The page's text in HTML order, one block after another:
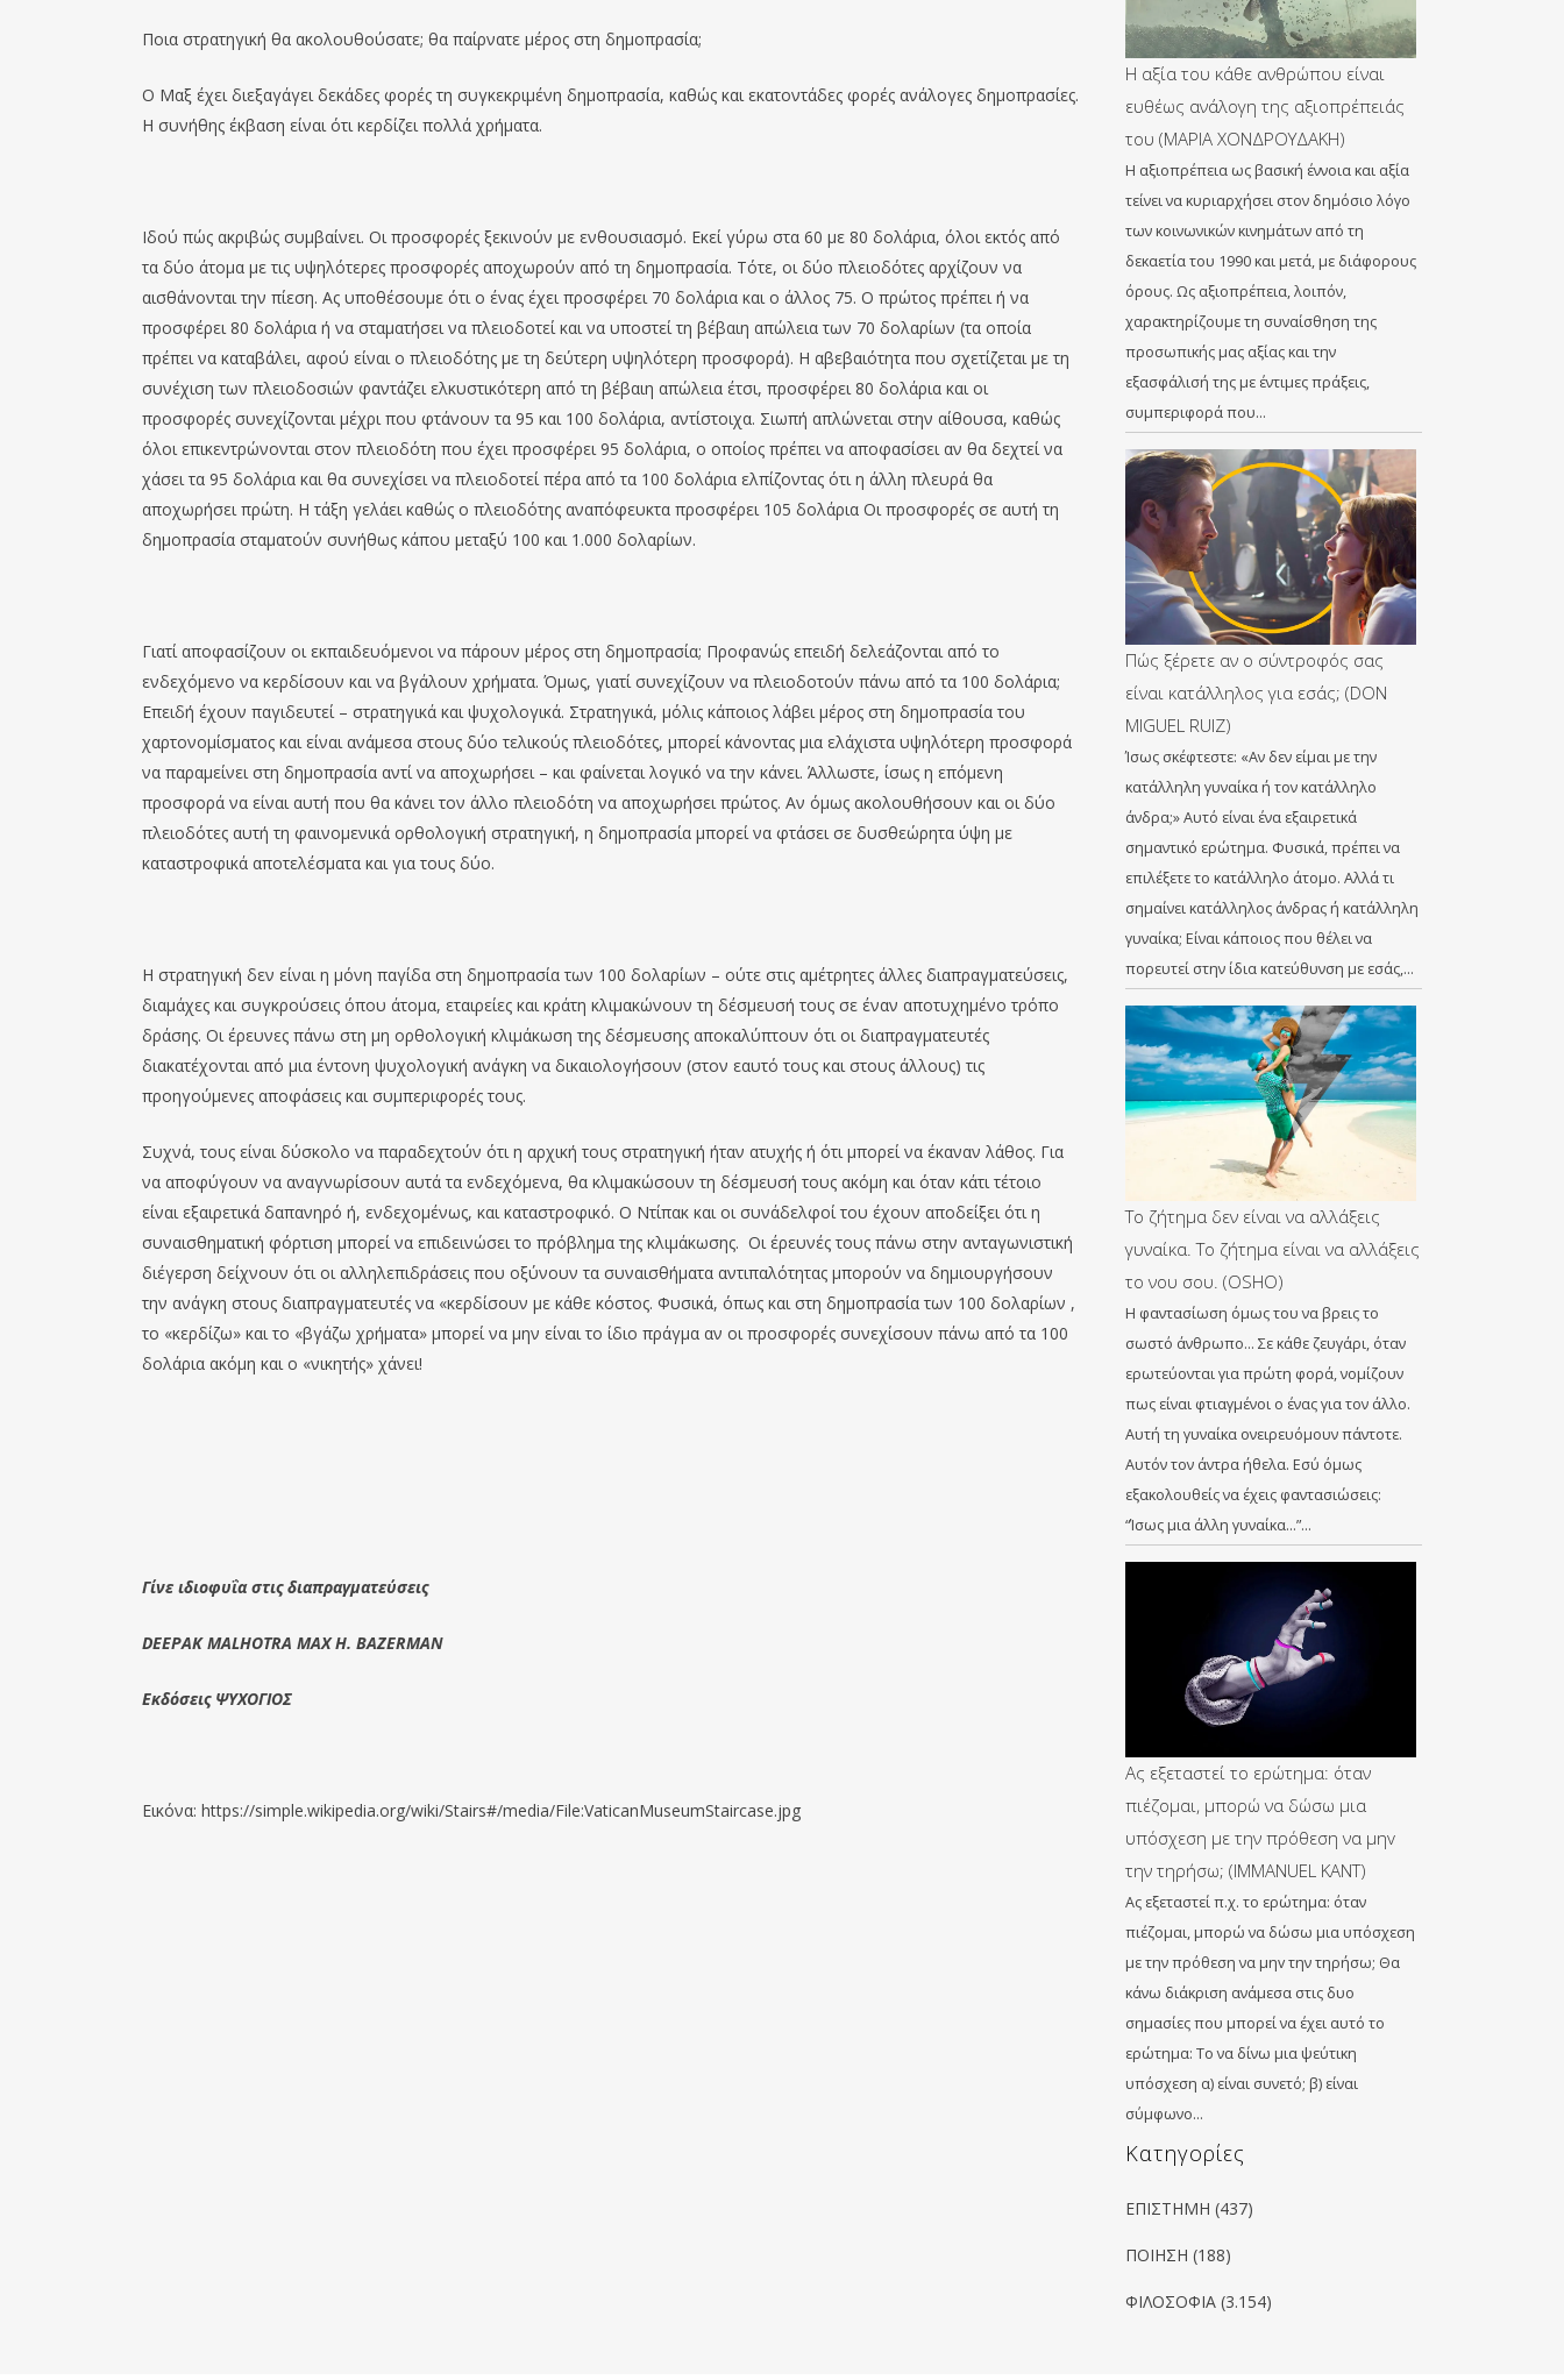
Ποια στρατηγική θα ακολουθούσατε; θα παίρνατε μέρος στη δημοπρασία;
Ο Μαξ έχει διεξαγάγει δεκάδες φορές τη συγκεκριμένη δημοπρασία, καθώς και εκατοντάδες φορές ανάλογες δημοπρασίες.
Η συνήθης έκβαση είναι ότι κερδίζει πολλά χρήματα.
Ιδού πώς ακριβώς συμβαίνει. Οι προσφορές ξεκινούν με ενθουσιασμό. Εκεί γύρω στα 60 με 80 δολάρια, όλοι εκτός από
τα δύο άτομα με τις υψηλότερες προσφορές αποχωρούν από τη δημοπρασία. Τότε, οι δύο πλειοδότες αρχίζουν να
αισθάνονται την πίεση. Ας υποθέσουμε ότι ο ένας έχει προσφέρει 70 δολάρια και ο άλλος 75. Ο πρώτος πρέπει ή να
προσφέρει 80 δολάρια ή να σταματήσει να πλειοδοτεί και να υποστεί τη βέβαιη απώλεια των 70 δολαρίων (τα οποία
πρέπει να καταβάλει, αφού είναι ο πλειοδότης με τη δεύτερη υψηλότερη προσφορά). Η αβεβαιότητα που σχετίζεται με τη
συνέχιση των πλειοδοσιών φαντάζει ελκυστικότερη από τη βέβαιη απώλεια έτσι, προσφέρει 80 δολάρια και οι
προσφορές συνεχίζονται μέχρι που φτάνουν τα 95 και 100 δολάρια, αντίστοιχα. Σιωπή απλώνεται στην αίθουσα, καθώς
όλοι επικεντρώνονται στον πλειοδότη που έχει προσφέρει 95 δολάρια, ο οποίος πρέπει να αποφασίσει αν θα δεχτεί να
χάσει τα 95 δολάρια και θα συνεχίσει να πλειοδοτεί πέρα από τα 100 δολάρια ελπίζοντας ότι η άλλη πλευρά θα
αποχωρήσει πρώτη. Η τάξη γελάει καθώς ο πλειοδότης αναπόφευκτα προσφέρει 105 δολάρια Οι προσφορές σε αυτή τη
δημοπρασία σταματούν συνήθως κάπου μεταξύ 100 και 1.000 δολαρίων.
Γιατί αποφασίζουν οι εκπαιδευόμενοι να πάρουν μέρος στη δημοπρασία; Προφανώς επειδή δελεάζονται από το
ενδεχόμενο να κερδίσουν και να βγάλουν χρήματα. Όμως, γιατί συνεχίζουν να πλειοδοτούν πάνω από τα 100 δολάρια;
Επειδή έχουν παγιδευτεί – στρατηγικά και ψυχολογικά. Στρατηγικά, μόλις κάποιος λάβει μέρος στη δημοπρασία του
χαρτονομίσματος και είναι ανάμεσα στους δύο τελικούς πλειοδότες, μπορεί κάνοντας μια ελάχιστα υψηλότερη προσφορά
να παραμείνει στη δημοπρασία αντί να αποχωρήσει – και φαίνεται λογικό να την κάνει. Άλλωστε, ίσως η επόμενη
προσφορά να είναι αυτή που θα κάνει τον άλλο πλειοδότη να αποχωρήσει πρώτος. Αν όμως ακολουθήσουν και οι δύο
πλειοδότες αυτή τη φαινομενικά ορθολογική στρατηγική, η δημοπρασία μπορεί να φτάσει σε δυσθεώρητα ύψη με
καταστροφικά αποτελέσματα και για τους δύο.
Η στρατηγική δεν είναι η μόνη παγίδα στη δημοπρασία των 100 δολαρίων – ούτε στις αμέτρητες άλλες διαπραγματεύσεις,
διαμάχες και συγκρούσεις όπου άτομα, εταιρείες και κράτη κλιμακώνουν τη δέσμευσή τους σε έναν αποτυχημένο τρόπο
δράσης. Οι έρευνες πάνω στη μη ορθολογική κλιμάκωση της δέσμευσης αποκαλύπτουν ότι οι διαπραγματευτές
διακατέχονται από μια έντονη ψυχολογική ανάγκη να δικαιολογήσουν (στον εαυτό τους και στους άλλους) τις
προηγούμενες αποφάσεις και συμπεριφορές τους.
Συχνά, τους είναι δύσκολο να παραδεχτούν ότι η αρχική τους στρατηγική ήταν ατυχής ή ότι μπορεί να έκαναν λάθος. Για
να αποφύγουν να αναγνωρίσουν αυτά τα ενδεχόμενα, θα κλιμακώσουν τη δέσμευσή τους ακόμη και όταν κάτι τέτοιο
είναι εξαιρετικά δαπανηρό ή, ενδεχομένως, και καταστροφικό. Ο Ντίπακ και οι συνάδελφοί του έχουν αποδείξει ότι η
συναισθηματική φόρτιση μπορεί να επιδεινώσει το πρόβλημα της κλιμάκωσης. Οι έρευνές τους πάνω στην ανταγωνιστική
διέγερση δείχνουν ότι οι αλληλεπιδράσεις που οξύνουν τα συναισθήματα αντιπαλότητας μπορούν να δημιουργήσουν
την ανάγκη στους διαπραγματευτές να «κερδίσουν με κάθε κόστος. Φυσικά, όπως και στη δημοπρασία των 100 δολαρίων ,
το «κερδίζω» και το «βγάζω χρήματα» μπορεί να μην είναι το ίδιο πράγμα αν οι προσφορές συνεχίσουν πάνω από τα 100
δολάρια ακόμη και ο «νικητής» χάνει!
Γίνε ιδιοφυΐα στις διαπραγματεύσεις
DEEPAK MALHOTRA MAX H. BAZERMAN
Εκδόσεις ΨΥΧΟΓΙΟΣ
Εικόνα: https://simple.wikipedia.org/wiki/Stairs#/media/File:VaticanMuseumStaircase.jpg
Η αξία του κάθε ανθρώπου είναι
ευθέως ανάλογη της αξιοπρέπειάς
του (ΜΑΡΙΑ ΧΟΝΔΡΟΥΔΑΚΗ)
Η αξιοπρέπεια ως βασική έννοια και αξία
τείνει να κυριαρχήσει στον δημόσιο λόγο
των κοινωνικών κινημάτων από τη
δεκαετία του 1990 και μετά, με διάφορους
όρους. Ως αξιοπρέπεια, λοιπόν,
χαρακτηρίζουμε τη συναίσθηση της
προσωπικής μας αξίας και την
εξασφάλισή της με έντιμες πράξεις,
συμπεριφορά που…
Πώς ξέρετε αν ο σύντροφός σας
είναι κατάλληλος για εσάς; (DON
MIGUEL RUIZ)
Ίσως σκέφτεστε: «Αν δεν είμαι με την
κατάλληλη γυναίκα ή τον κατάλληλο
άνδρα;» Αυτό είναι ένα εξαιρετικά
σημαντικό ερώτημα. Φυσικά, πρέπει να
επιλέξετε το κατάλληλο άτομο. Αλλά τι
σημαίνει κατάλληλος άνδρας ή κατάλληλη
γυναίκα; Είναι κάποιος που θέλει να
πορευτεί στην ίδια κατεύθυνση με εσάς,…
Το ζήτημα δεν είναι να αλλάξεις
γυναίκα. Το ζήτημα είναι να αλλάξεις
το νου σου. (OSHO)
Η φαντασίωση όμως του να βρεις το
σωστό άνθρωπο… Σε κάθε ζευγάρι, όταν
ερωτεύονται για πρώτη φορά, νομίζουν
πως είναι φτιαγμένοι ο ένας για τον άλλο.
Αυτή τη γυναίκα ονειρευόμουν πάντοτε.
Αυτόν τον άντρα ήθελα. Εσύ όμως
εξακολουθείς να έχεις φαντασιώσεις:
“Ίσως μια άλλη γυναίκα…”…
Ας εξεταστεί το ερώτημα: όταν
πιέζομαι, μπορώ να δώσω μια
υπόσχεση με την πρόθεση να μηv
την τηρήσω; (IMMANUEL KANT)
Ας εξεταστεί π.χ. το ερώτημα: όταν
πιέζομαι, μπορώ να δώσω μια υπόσχεση
με την πρόθεση να μηv την τηρήσω; Θα
κάνω διάκριση ανάμεσα στις δυο
σημασίες που μπορεί να έχει αυτό το
ερώτημα: Το να δίνω μια ψεύτικη
υπόσχεση α) είναι συνετό; β) είναι
σύμφωνο…
Kατηγορίες
ΕΠΙΣΤΗΜΗ (437)
ΠΟΙΗΣΗ (188)
ΦΙΛΟΣΟΦΙΑ (3.154)